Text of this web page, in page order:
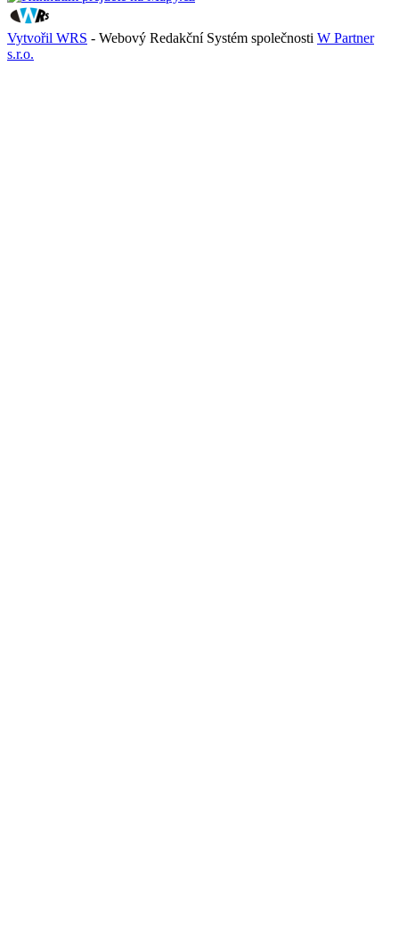
Vytvořil WRS - Webový Redakční Systém společnosti W Partner
s.r.o.